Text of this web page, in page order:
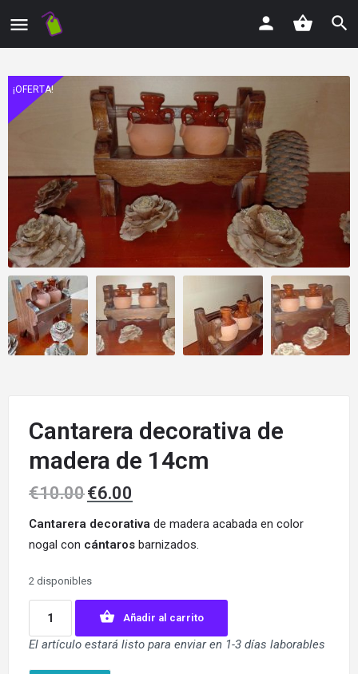
¡OFERTA!
Cantarera decorativa de
madera de 14cm
€10.00€6.00
Cantarera decorativa de madera acabada en color
nogal con cántaros barnizados.
2 disponibles
Añadir al carrito
El artículo estará listo para enviar en 1-3 días laborables